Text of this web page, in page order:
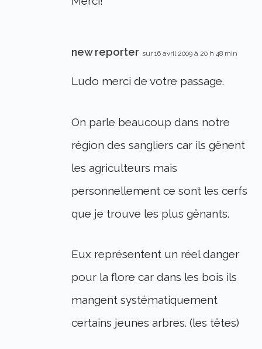
new reporter sur 16 avril 2009 à 20 h 48 min
Ludo merci de votre passage.
On parle beaucoup dans notre
région des sangliers car ils gênent
les agriculteurs mais
personnellement ce sont les cerfs
que je trouve les plus gênants.
Eux représentent un réel danger
pour la flore car dans les bois ils
mangent systématiquement
certains jeunes arbres. (les têtes)